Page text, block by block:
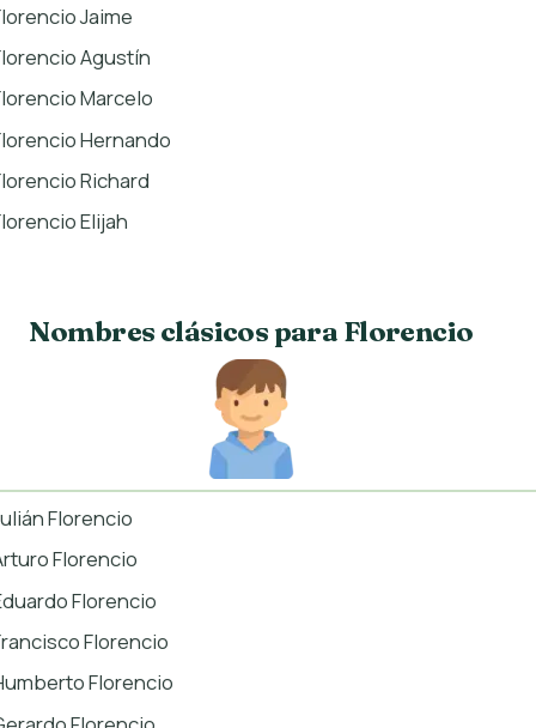
Jaime
Agustín
Marcelo
Hernando
Richard
Elijah
Nombres clásicos para Florencio
Florencio
Florencio
Florencio
Florencio
Florencio